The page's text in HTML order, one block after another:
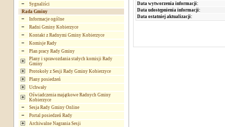
Sygnaliści
Rada Gminy
Informacje ogólne
Radni Gminy Kobierzyce
Kontakt z Radnymi Gminy Kobierzyce
Komisje Rady
Plan pracy Rady Gminy
Plany i sprawozdania stałych komisji Rady
Gminy
Protokoły z Sesji Rady Gminy Kobierzyce
Plany posiedzeń
Uchwały
Oświadczenia majątkowe Radnych Gminy
Kobierzyce
Sesja Rady Gminy Online
Portal posiedzeń Rady
Archiwalne Nagrania Sesji
Data wytworzenia informacji:
Data udostępnienia informacji:
Data ostatniej aktualizacji: